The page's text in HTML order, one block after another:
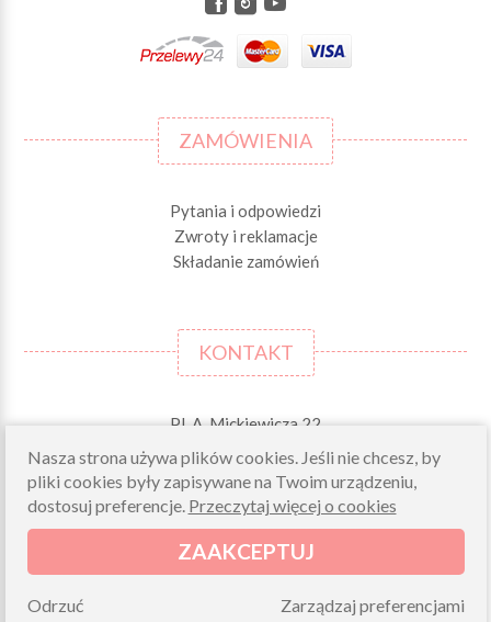
ZAMÓWIENIA
Pytania i odpowiedzi
Zwroty i reklamacje
Składanie zamówień
KONTAKT
Pl. A. Mickiewicza 22
Odbiory osobiste (zamówienia opłacone on-line)
pn-pt 10.00-16.00
sklep@morelkowe.pl
+48 34 506 50 60
+48 34 506 50 70
Nasza strona używa plików cookies. Jeśli nie chcesz, by
pliki cookies były zapisywane na Twoim urządzeniu,
dostosuj preferencje. Przeczytaj więcej o cookies
ZAAKCEPTUJ
Zarządzaj preferencjami
Odrzuć